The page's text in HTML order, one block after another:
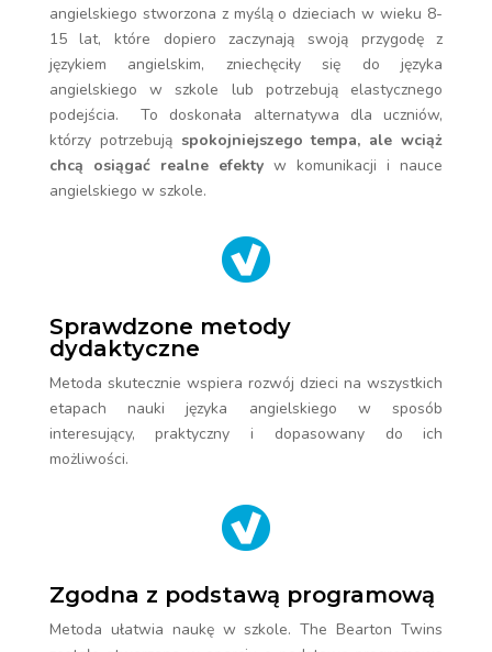
angielskiego stworzona z myślą o dzieciach w wieku 8-
15 lat, które dopiero zaczynają swoją przygodę z
językiem angielskim, zniechęciły się do języka
angielskiego w szkole lub potrzebują elastycznego
podejścia. To doskonała alternatywa dla uczniów,
którzy potrzebują spokojniejszego tempa, ale wciąż
chcą osiągać realne efektyw komunikacji i nauce
angielskiego w szkole.
Sprawdzone metody
dydaktyczne
Metoda skutecznie wspiera rozwój dzieci na wszystkich
etapach nauki języka angielskiego w sposób
interesujący, praktyczny i dopasowany do ich
możliwości.
Zgodna z podstawą programową
Metoda ułatwia naukę w szkole. The Bearton Twins